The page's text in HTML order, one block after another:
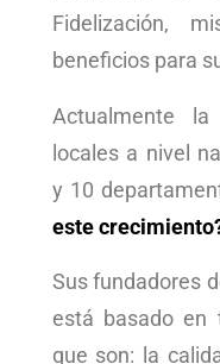
Fidelización,
beneficios para
Actualmente
locales a nivel
y 10
este
Sus fundadores
está basado en
que son: la